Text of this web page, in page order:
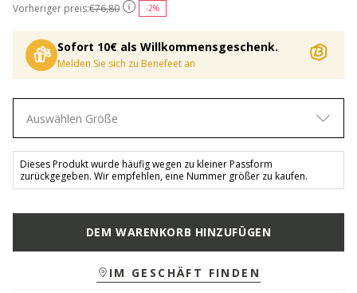
Vorheriger preis:€76,80 -2%
Sofort 10€ als Willkommensgeschenk.
Melden Sie sich zu Benefeet an
Auswählen Größe
Dieses Produkt wurde häufig wegen zu kleiner Passform
zurückgegeben. Wir empfehlen, eine Nummer größer zu kaufen.
DEM WARENKORB HINZUFÜGEN
IM GESCHÄFT FINDEN